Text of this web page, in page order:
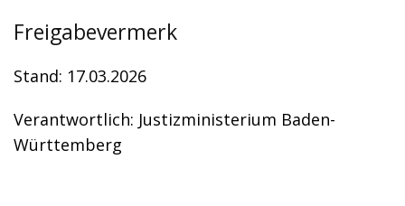
Freigabevermerk
Stand: 17.03.2026
Verantwortlich: Justizministerium Baden-
Württemberg